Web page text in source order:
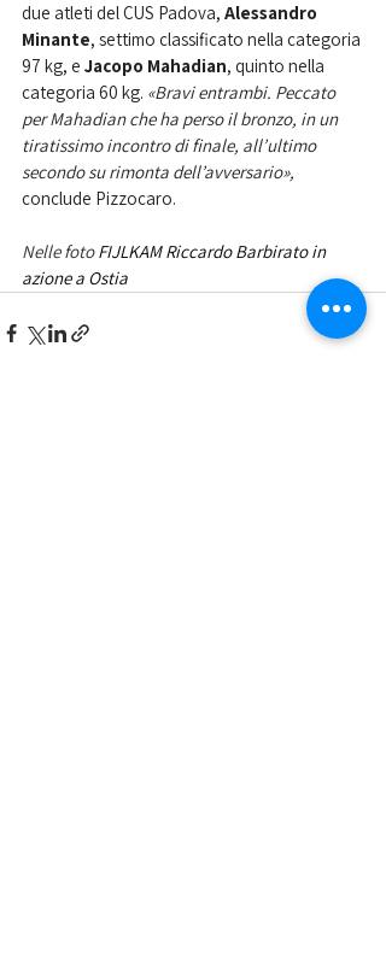
due atleti del CUS Padova, Alessandro
Minante, settimo classificato nella categoria
97 kg, e Jacopo Mahadian, quinto nella
categoria 60 kg. «Bravi entrambi. Peccato
per Mahadian che ha perso il bronzo, in un
tiratissimo incontro di finale, all’ultimo
secondo su rimonta dell’avversario»,
conclude Pizzocaro.
Nelle foto FIJLKAM Riccardo Barbirato in
azione a Ostia